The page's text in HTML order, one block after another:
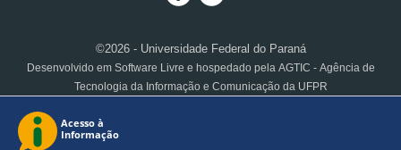
©2026 - Universidade Federal do Paraná
Desenvolvido em Software Livre e hospedado pela AGTIC - Agência de
Tecnologia da Informação e Comunicação da UFPR